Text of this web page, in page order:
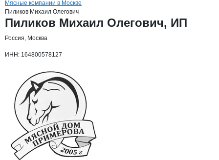
Мясные компании в Москве
Пиликов Михаил Олегович
Основная информация о компании
Пиликов Михаил Олегович, ИП
Россия, Москва
ИНН: 164800578127